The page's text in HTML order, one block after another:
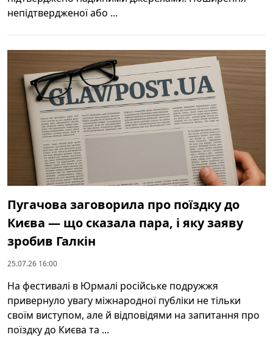
непідтвердженої або ...
Пугачова заговорила про поїздку до
Києва — що сказала пара, і яку заяву
зробив Галкін
25.07.26 16:00
На фестивалі в Юрмалі російське подружжя
привернуло увагу міжнародної публіки не тільки
своїм виступом, але й відповідями на запитання про
поїздку до Києва та ...